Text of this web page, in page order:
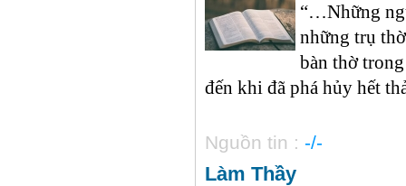
“…Những
những trụ
bàn thờ
đến khi đã phá hủy hết
Nguồn tin : -/-
Làm Thầy